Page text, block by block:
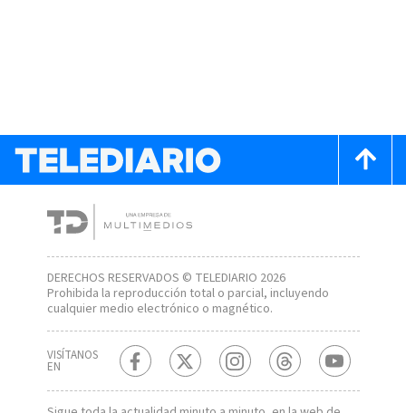
DERECHOS RESERVADOS © TELEDIARIO 2026
Prohibida la reproducción total o parcial, incluyendo
cualquier medio electrónico o magnético.
VISÍTANOS
EN